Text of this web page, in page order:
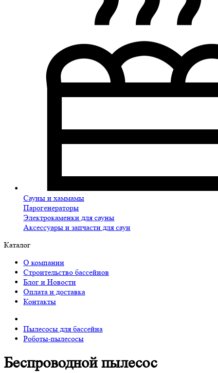
Сауны и хаммамы
Парогенераторы
Электрокаменки для сауны
Аксессуары и запчасти для саун
Каталог
О компании
Строительство бассейнов
Блог и Новости
Оплата и доставка
Контакты
Пылесосы для бассейна
Роботы-пылесосы
Беспроводной пылесос